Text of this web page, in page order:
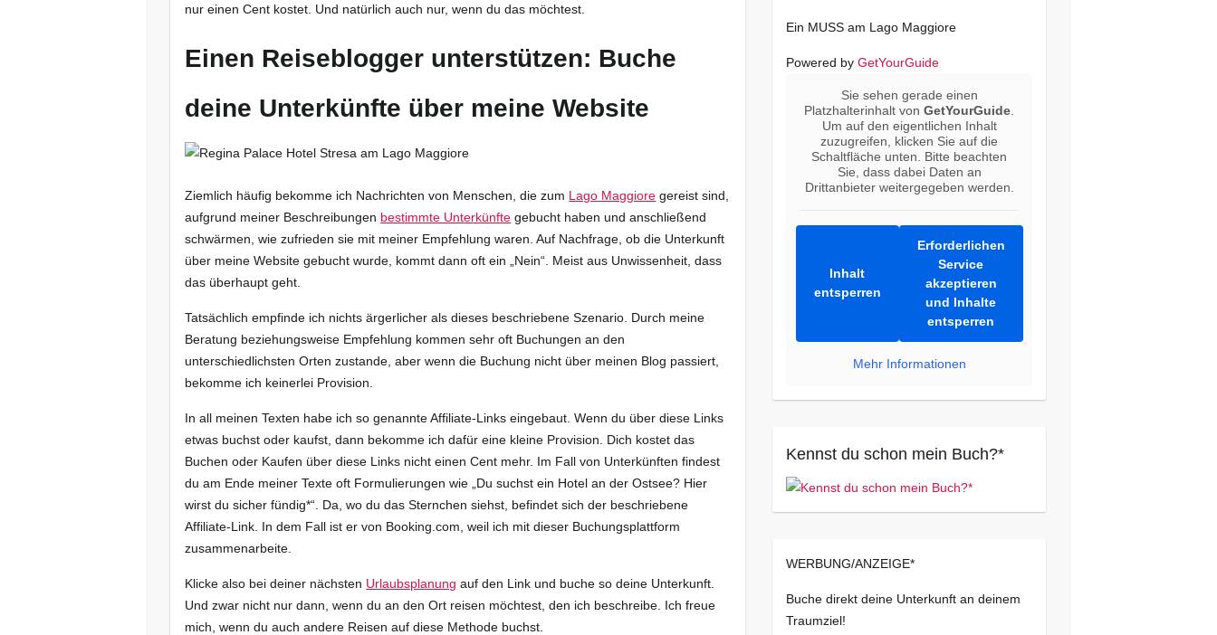
nur einen Cent kostet. Und natürlich auch nur, wenn du das möchtest.
Einen Reiseblogger unterstützen: Buche
deine Unterkünfte über meine Website
Ziemlich häufig bekomme ich Nachrichten von Menschen, die zum Lago Maggiore gereist sind,
aufgrund meiner Beschreibungen bestimmte Unterkünfte gebucht haben und anschließend
schwärmen, wie zufrieden sie mit meiner Empfehlung waren. Auf Nachfrage, ob die Unterkunft
über meine Website gebucht wurde, kommt dann oft ein „Nein“. Meist aus Unwissenheit, dass
das überhaupt geht.
Tatsächlich empfinde ich nichts ärgerlicher als dieses beschriebene Szenario. Durch meine
Beratung beziehungsweise Empfehlung kommen sehr oft Buchungen an den
unterschiedlichsten Orten zustande, aber wenn die Buchung nicht über meinen Blog passiert,
bekomme ich keinerlei Provision.
In all meinen Texten habe ich so genannte Affiliate-Links eingebaut. Wenn du über diese Links
etwas buchst oder kaufst, dann bekomme ich dafür eine kleine Provision. Dich kostet das
Buchen oder Kaufen über diese Links nicht einen Cent mehr. Im Fall von Unterkünften findest
du am Ende meiner Texte oft Formulierungen wie „Du suchst ein Hotel an der Ostsee? Hier
wirst du sicher fündig*“. Da, wo du das Sternchen siehst, befindet sich der beschriebene
Affiliate-Link. In dem Fall ist er von Booking.com, weil ich mit dieser Buchungsplattform
zusammenarbeite.
Klicke also bei deiner nächsten Urlaubsplanung auf den Link und buche so deine Unterkunft.
Und zwar nicht nur dann, wenn du an den Ort reisen möchtest, den ich beschreibe. Ich freue
mich, wenn du auch andere Reisen auf diese Methode buchst.
Ein MUSS am Lago Maggiore
Powered by GetYourGuide
Sie sehen gerade einen
Platzhalterinhalt vonGetYourGuide
Um auf den eigentlichen Inhalt
zuzugreifen, klicken Sie auf die
Schaltfläche unten. Bitte beachten
Sie, dass dabei Daten an
Drittanbieter weitergegeben werden.
Inhalt
entsperren
Erforderlichen
Service
akzeptieren
und Inhalte
entsperren
Mehr Informationen
Kennst du schon mein Buch?*
WERBUNG/ANZEIGE*
Buche direkt deine Unterkunft an deinem
Traumziel!